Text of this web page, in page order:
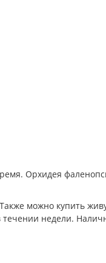
Орхидея
можно купить
течении недели.